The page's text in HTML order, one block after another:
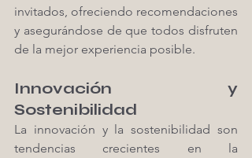
invitados, ofreciendo recomendaciones
y asegurándose de que todos disfruten
de la mejor experiencia posible.
Innovación y
Sostenibilidad
La innovación y la sostenibilidad son
tendencias crecientes en la